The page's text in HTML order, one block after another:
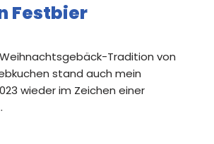
Festbier
Weihnachtsgebäck-Tradition von
stand auch mein
wieder im Zeichen einer